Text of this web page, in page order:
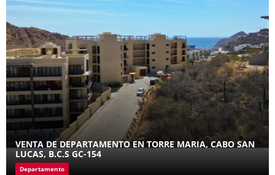
VENTA DE DEPARTAMENTO EN TORRE MARIA, CABO SAN
LUCAS, B.C.S GC-154
Departamento